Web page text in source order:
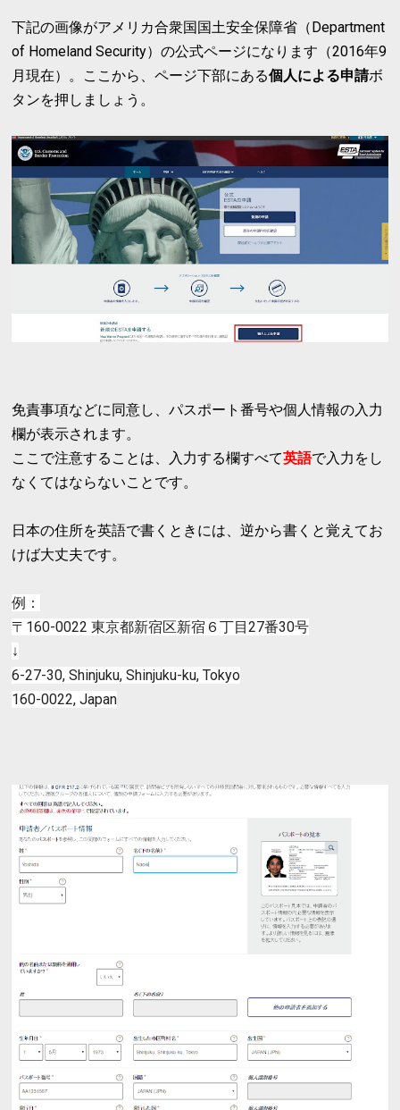
下記の画像がアメリカ合衆国国土安全保障省（Department
of Homeland Security）の公式ページになります（2016年9
月現在）。ここから、ページ下部にある個人による申請ボ
タンを押しましょう。
免責事項などに同意し、パスポート番号や個人情報の入力
欄が表示されます。
ここで注意することは、入力する欄すべて英語で入力をし
なくてはならないことです。
日本の住所を英語で書くときには、逆から書くと覚えてお
けば大丈夫です。
例：
〒160-0022 東京都新宿区新宿６丁目27番30号
↓
6-27-30, Shinjuku, Shinjuku-ku, Tokyo
160-0022, Japan